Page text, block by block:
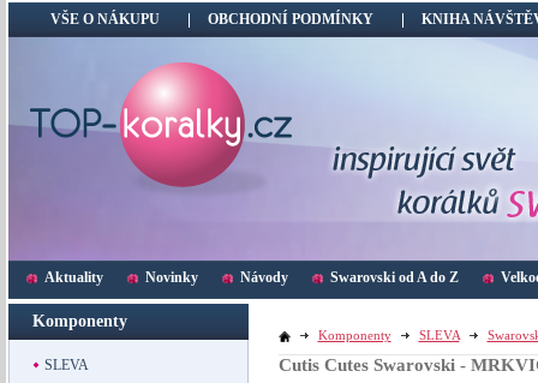
VŠE O NÁKUPU OBCHODNÍ PODMÍNKY KNIHA
Aktuality Novinky Návody Swarovski od A do Z
Komponenty
SLEVA
Komponenty SLEVA
Cutis Cutes Swarovski -